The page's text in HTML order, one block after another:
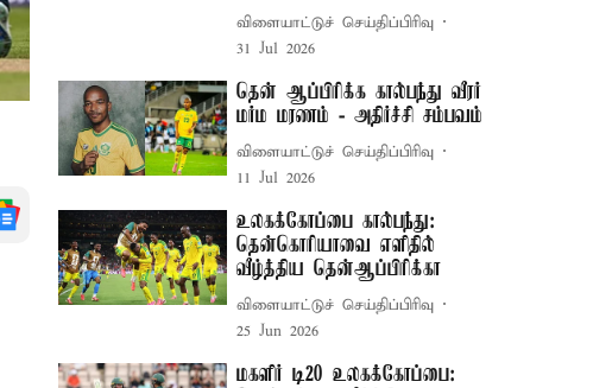
விளையாட்டுச் செய்திப்பிரிவு
31 Jul 2026
தென் ஆப்பிரிக்க கால்பந்து வீரர்
மர்ம மரணம் - அதிர்ச்சி சம்பவம்
விளையாட்டுச் செய்திப்பிரிவு
11 Jul 2026
உலகக்கோப்பை கால்பந்து:
தென்கொரியாவை எளிதில்
வீழ்த்திய தென்ஆப்பிரிக்கா
விளையாட்டுச் செய்திப்பிரிவு
25 Jun 2026
மகளிர் டி20 உலகக்கோப்பை: